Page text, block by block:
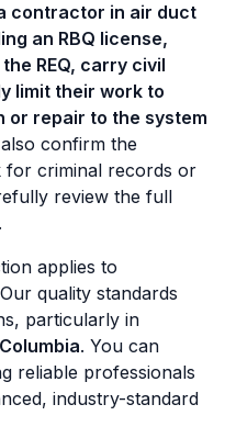
contractor in air duct
an RBQ license,
REQ, carry civil
limit their work to
or repair to the system
confirm the
for criminal records or
review the full
applies to
quality standards
particularly in
. You can
reliable professionals
industry-standard